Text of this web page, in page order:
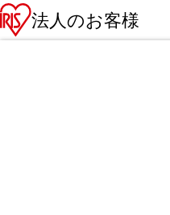
法人のお客様